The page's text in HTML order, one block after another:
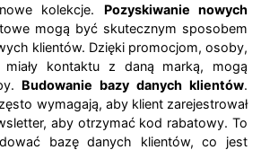
kolekcje. Pozyskiwanie nowych
mogą być skutecznym sposobem
klientów. Dzięki promocjom, osoby,
kontaktu z daną marką, mogą
Budowanie bazy danych klientów.
wymagają, aby klient zarejestrował
aby otrzymać kod rabatowy. To
bazę danych klientów, co jest